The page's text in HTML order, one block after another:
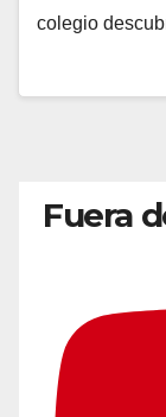
colegio
Fuera